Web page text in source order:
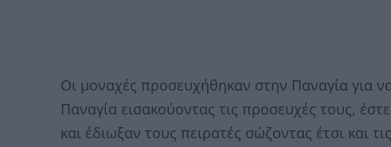
Οι μοναχές προσευχήθηκαν στην Παναγία για
Παναγία εισακούοντας τις προσευχές τους,
και έδιωξαν τους πειρατές σώζοντας έτσι και